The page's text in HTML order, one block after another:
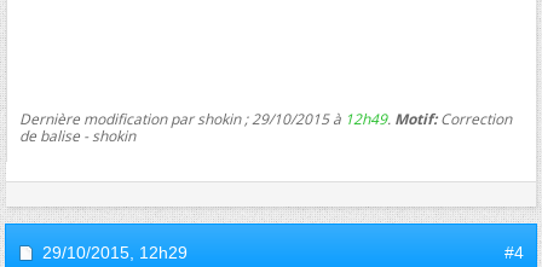
Dernière modification par shokin ; 29/10/2015 à 12h49. Motif:Correction
de balise - shokin
29/10/2015, 12h29 #4